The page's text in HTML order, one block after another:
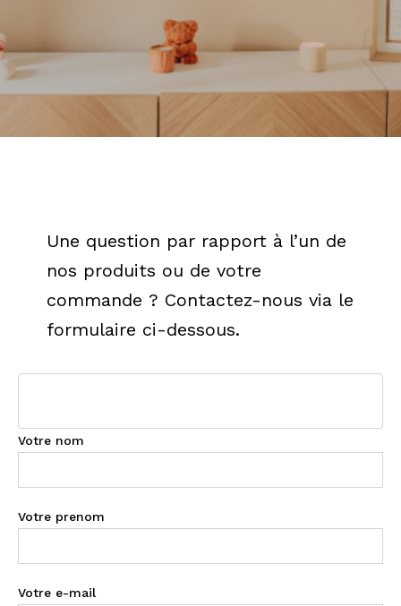
Une question par rapport à l’un de
nos produits ou de votre
commande ? Contactez-nous via le
formulaire ci-dessous.
Votre nom
Votre prenom
Votre e-mail